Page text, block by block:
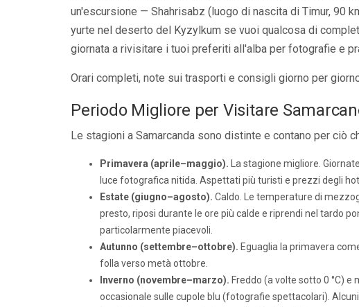
un'escursione — Shahrisabz (luogo di nascita di Timur, 90
yurte nel deserto del Kyzylkum se vuoi qualcosa di
giornata a rivisitare i tuoi preferiti all'alba per fotografie e
Orari completi, note sui trasporti e consigli giorno per
Periodo Migliore per Visitare
Le stagioni a Samarcanda sono distinte e contano per ciò
Primavera (aprile–maggio). La stagione migliore.
luce fotografica nitida. Aspettati più turisti e prezzi degli
Estate (giugno–agosto). Caldo. Le temperature di
presto, riposi durante le ore più calde e riprendi nel tardo
particolarmente piacevoli.
Autunno (settembre–ottobre). Eguaglia la primavera
folla verso metà ottobre.
Inverno (novembre–marzo). Freddo (a volte sotto 0 °C)
occasionale sulle cupole blu (fotografie spettacolari).